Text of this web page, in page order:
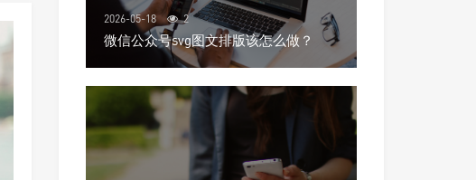
2026-05-18 2
微信公众号svg图文排版该怎么做？